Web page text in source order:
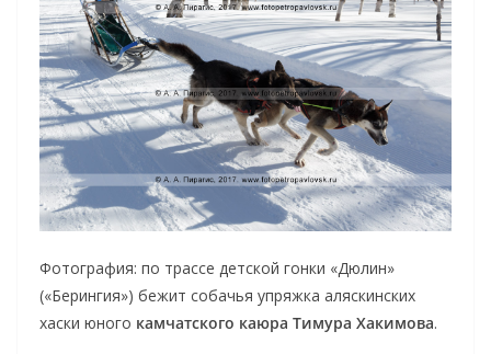
Фотография: по трассе детской гонки «Дюлин»
(«Берингия») бежит собачья упряжка аляскинских
хаски юного камчатского каюра Тимура Хакимова.